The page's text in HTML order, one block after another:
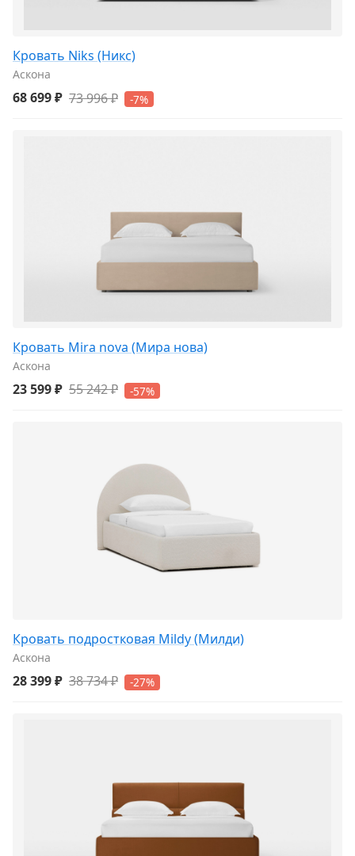
Кровать Niks (Никс)
Аскона
68 699 ₽ 73 996 ₽ -7%
Кровать Mira nova (Мира нова)
Аскона
23 599 ₽ 55 242 ₽ -57%
Кровать подростковая Mildy (Милди)
Аскона
28 399 ₽ 38 734 ₽ -27%